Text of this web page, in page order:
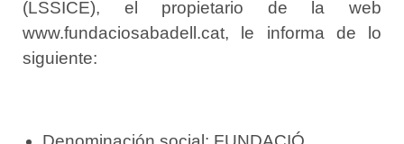
(LSSICE), el propietario de la web
www.fundaciosabadell.cat, le informa de lo
siguiente: